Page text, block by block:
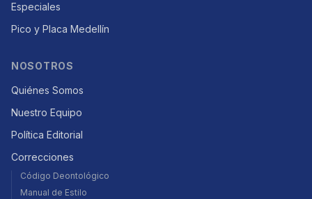
Especiales
Pico y Placa Medellín
NOSOTROS
Quiénes Somos
Nuestro Equipo
Política Editorial
Correcciones
Código Deontológico
Manual de Estilo